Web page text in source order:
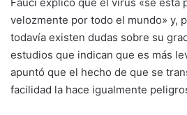
velozmente por todo el mundo» y,
todavía existen dudas sobre su
estudios que indican que es más
apuntó que el hecho de que se
facilidad la hace igualmente